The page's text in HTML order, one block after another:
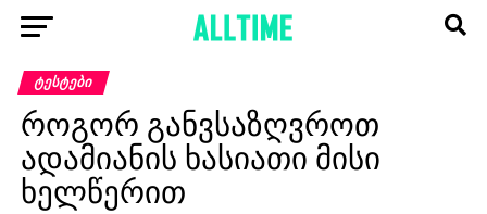
ᲢᲔᲡᲢᲔᲑᲘ
როგორ განვსაზღვროთ
ადამიანის ხასიათი მისი
ხელწერით